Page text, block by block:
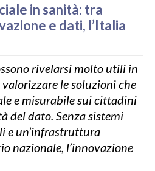
in sanità: tra
e dati, l’Italia
rivelarsi molto utili in
le soluzioni che
e misurabile sui cittadini
del dato. Senza sistemi
e un’infrastruttura
nazionale, l’innovazione